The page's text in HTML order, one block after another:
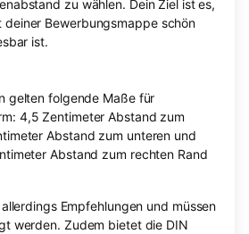
zu wählen. Dein Ziel ist es,
deiner Bewerbungsmappe schön
ist.
gelten folgende Maße für
4,5 Zentimeter Abstand zum
Abstand zum unteren und
Abstand zum rechten Rand
Empfehlungen und müssen
werden. Zudem bietet die DIN